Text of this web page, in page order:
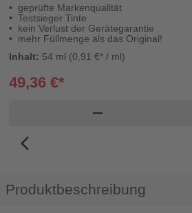
geprüfte Markenqualität
Testsieger Tinte
kein Verlust der Gerätegarantie
mehr Füllmenge als das Original!
Inhalt: 54 ml (0,91 €* / ml)
49,36 €*
remove
arrow_back_ios_new
Produktbeschreibung